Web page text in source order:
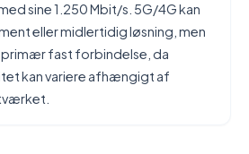
sine 1.250 Mbit/s. 5G/4G kan
eller midlertidig løsning, men
primær fast forbindelse, da
kan variere afhængigt af